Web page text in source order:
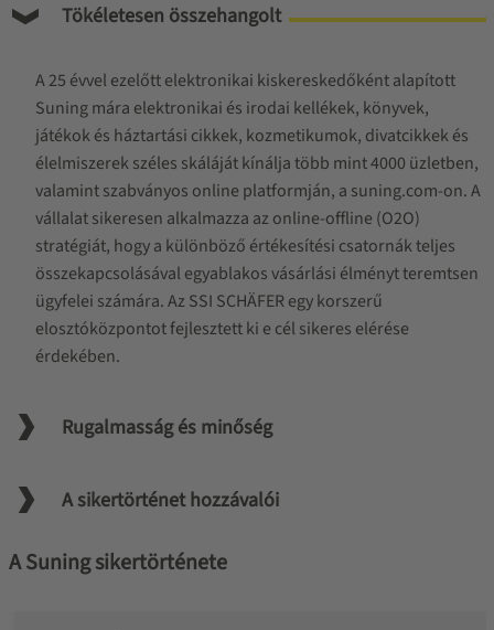
Tökéletesen összehangolt
A 25 évvel ezelőtt elektronikai kiskereskedőként alapított
Suning mára elektronikai és irodai kellékek, könyvek,
játékok és háztartási cikkek, kozmetikumok, divatcikkek és
élelmiszerek széles skáláját kínálja több mint 4000 üzletben,
valamint szabványos online platformján, a suning.com-on. A
vállalat sikeresen alkalmazza az online-offline (O2O)
stratégiát, hogy a különböző értékesítési csatornák teljes
összekapcsolásával egyablakos vásárlási élményt teremtsen
ügyfelei számára. Az SSI SCHÄFER egy korszerű
elosztóközpontot fejlesztett ki e cél sikeres elérése
érdekében.
Rugalmasság és minőség
A sikertörténet hozzávalói
A Suning sikertörténete